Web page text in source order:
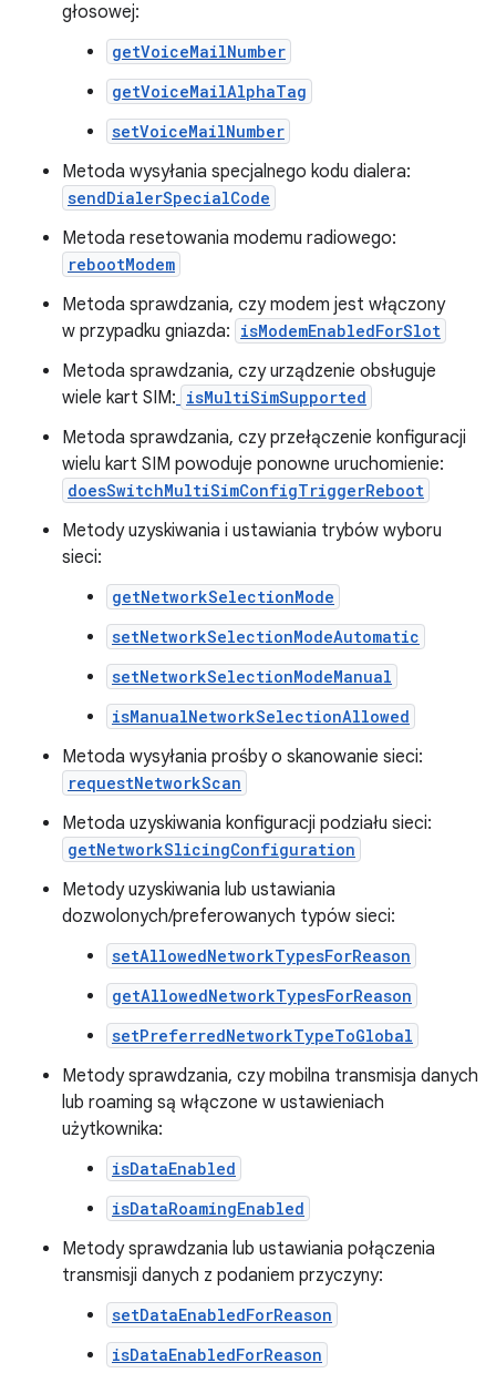
głosowej:
getVoiceMailNumber
getVoiceMailAlphaTag
setVoiceMailNumber
Metoda wysyłania specjalnego kodu dialera:
sendDialerSpecialCode
Metoda resetowania modemu radiowego:
rebootModem
Metoda sprawdzania, czy modem jest włączony
w przypadku gniazda: isModemEnabledForSlot
Metoda sprawdzania, czy urządzenie obsługuje
wiele kart SIM: isMultiSimSupported
Metoda sprawdzania, czy przełączenie konfiguracji
wielu kart SIM powoduje ponowne uruchomienie:
doesSwitchMultiSimConfigTriggerReboot
Metody uzyskiwania i ustawiania trybów wyboru
sieci:
getNetworkSelectionMode
setNetworkSelectionModeAutomatic
setNetworkSelectionModeManual
isManualNetworkSelectionAllowed
Metoda wysyłania prośby o skanowanie sieci:
requestNetworkScan
Metoda uzyskiwania konfiguracji podziału sieci:
getNetworkSlicingConfiguration
Metody uzyskiwania lub ustawiania
dozwolonych/preferowanych typów sieci:
setAllowedNetworkTypesForReason
getAllowedNetworkTypesForReason
setPreferredNetworkTypeToGlobal
Metody sprawdzania, czy mobilna transmisja danych
lub roaming są włączone w ustawieniach
użytkownika:
isDataEnabled
isDataRoamingEnabled
Metody sprawdzania lub ustawiania połączenia
transmisji danych z podaniem przyczyny:
setDataEnabledForReason
isDataEnabledForReason